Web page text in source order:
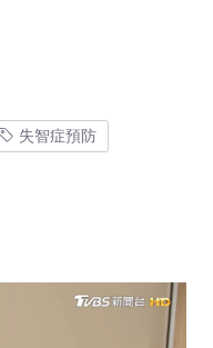
失智症預防